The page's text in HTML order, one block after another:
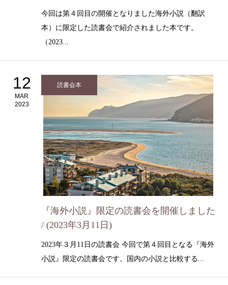
ア−ムストロング
今回は第４回目の開催となりました海外小説（翻訳
本）に限定した読書会で紹介されました本です。
（2023...
12
MAR
2023
読書会本
『海外小説』限定の読書会を開催しました
/ (2023年3月11日)
2023年３月11日の読書会 今回で第４回目となる『海外
小説』限定の読書会です。国内の小説と比較する...